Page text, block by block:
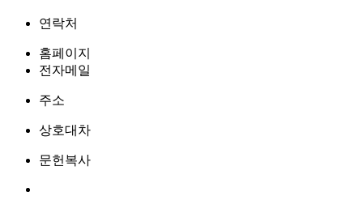
연락처
홈페이지
전자메일
주소
상호대차
문헌복사